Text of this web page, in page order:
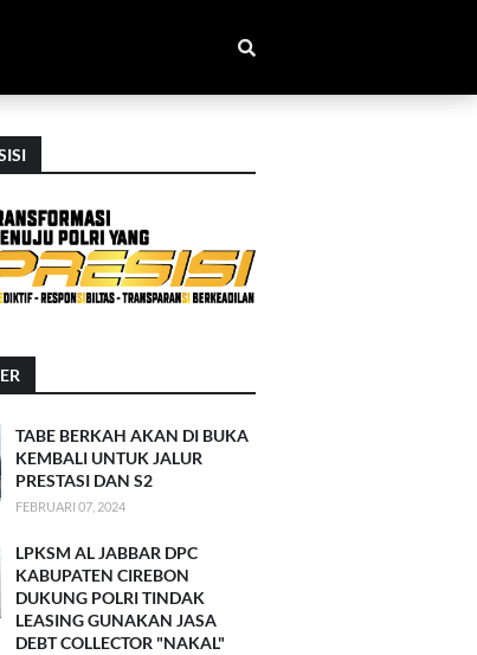
TABE BERKAH AKAN DI BUKA
KEMBALI UNTUK JALUR
PRESTASI DAN S2
FEBRUARI 07, 2024
LPKSM AL JABBAR DPC
KABUPATEN CIREBON
DUKUNG POLRI TINDAK
LEASING GUNAKAN JASA
DEBT COLLECTOR "NAKAL"